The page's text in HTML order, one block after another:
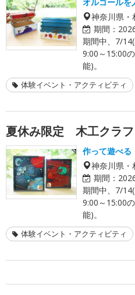
神奈川県・
期間：
期間中、7/
9:00～15:00
能)。
体験イベント・アクティビティ
夏休み限定 木工クラフ
作って遊べる
神奈川県・
期間：
期間中、7/
9:00～15:00
能)。
体験イベント・アクティビティ